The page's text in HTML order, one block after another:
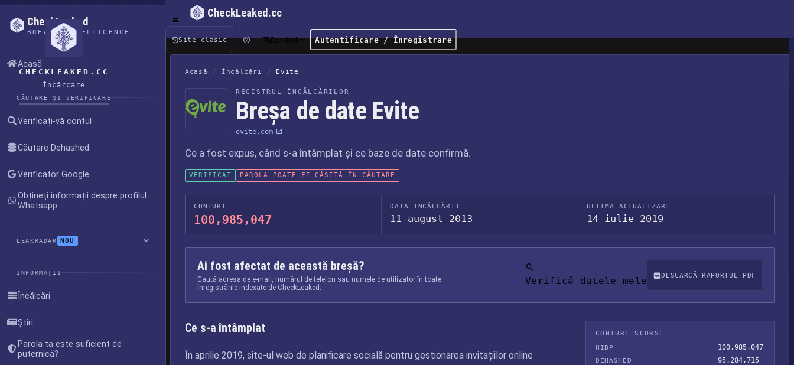
CHECKLEAKED.CC
Încărcare
CheckLeaked
BREACH INTELLIGENCE
Acasă
CĂUTARE ȘI VERIFICARE
Verificați-vă contul
Căutare Dehashed
Verificator Google
Obțineți informații despre profilul
Whatsapp
LEAKRADAR NOU
INFORMAȚII
Încălcări
Știri
Parola ta este suficient de
puternică?
CheckLeaked.cc
Site clasic Română Autentificare / Înregistrare
Acasă / Încălcări / Evite
REGISTRUL ÎNCĂLCĂRILOR
Breșa de date Evite
evite.com
Ce a fost expus, când s-a întâmplat și ce baze de date confirmă.
VERIFICAT PAROLA POATE FI GĂSITĂ ÎN CĂUTARE
CONTURI
100,985,047
DATA ÎNCĂLCĂRII
11 august 2013
ULTIMA ACTUALIZARE
14 iulie 2019
Ai fost afectat de această breșă?
Caută adresa de e-mail, numărul de telefon sau numele de utilizator în toate
înregistrările indexate de CheckLeaked.
Verifică datele mele DESCARCĂ RAPORTUL PDF
Ce s-a întâmplat
În aprilie 2019, site-ul web de planificare socială pentru gestionarea invitațiilor online
CONTURI SCURSE
HIBP
100,985,047
DEHASHED 95,284,715